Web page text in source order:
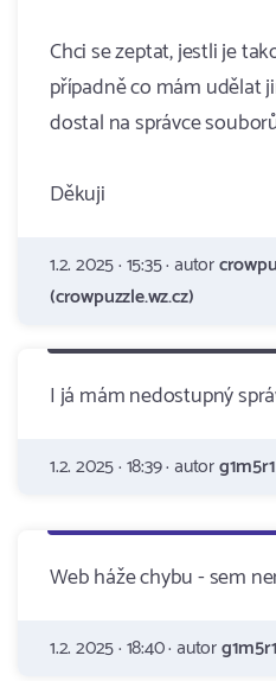
Chci se zeptat, jestli je
případně co mám udělat
dostal na správce
Děkuji
1.2. 2025 · 15:35 · autor
(crowpuzzle.wz.cz)
I já mám nedostupný
1.2. 2025 · 18:39 · autor
Web háže chybu - sem
1.2. 2025 · 18:40 · autor